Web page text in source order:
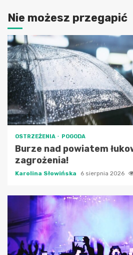
Nie możesz przegapić
OSTRZEŻENIA POGODA
Burze nad powiatem
zagrożenia!
Karolina Słowińska 6 sierpnia 2026